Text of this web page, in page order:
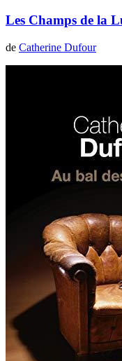
Les Champs de la
de Catherine Dufour